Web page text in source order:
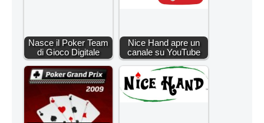
Nasce il Poker Team
di Gioco Digitale
Nice Hand apre un
canale su YouTube